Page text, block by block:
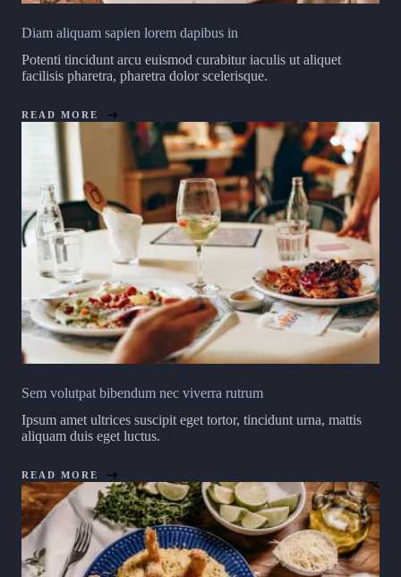
Diam aliquam sapien lorem dapibus in
Potenti tincidunt arcu euismod curabitur iaculis ut aliquet
facilisis pharetra, pharetra dolor scelerisque.
READ MORE
Sem volutpat bibendum nec viverra rutrum
Ipsum amet ultrices suscipit eget tortor, tincidunt urna, mattis
aliquam duis eget luctus.
READ MORE